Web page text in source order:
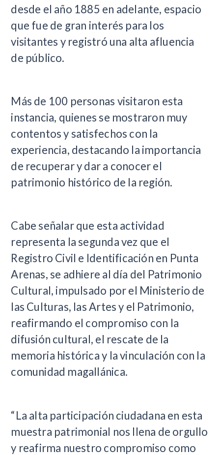
desde el año 1885 en adelante, espacio
que fue de gran interés para los
visitantes y registró una alta afluencia
de público.
Más de 100 personas visitaron esta
instancia, quienes se mostraron muy
contentos y satisfechos con la
experiencia, destacando la importancia
de recuperar y dar a conocer el
patrimonio histórico de la región.
Cabe señalar que esta actividad
representa la segunda vez que el
Registro Civil e Identificación en Punta
Arenas, se adhiere al día del Patrimonio
Cultural, impulsado por el Ministerio de
las Culturas, las Artes y el Patrimonio,
reafirmando el compromiso con la
difusión cultural, el rescate de la
memoria histórica y la vinculación con la
comunidad magallánica.
“La alta participación ciudadana en esta
muestra patrimonial nos llena de orgullo
y reafirma nuestro compromiso como